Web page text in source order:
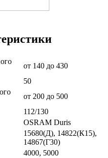
от 140 до 430
50
от 200 до 500
112/130
OSRAM Duris
15680(Д), 14822(К15),
14867(Г30)
4000, 5000